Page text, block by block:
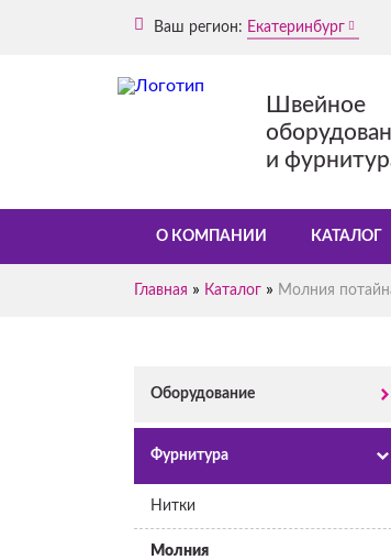
Ваш регион: Екатеринбург
Швейное
и
О КОМПАНИИ КАТАЛОГ
Главная » Каталог » Молния
Оборудование
Фурнитура
Нитки
Молния